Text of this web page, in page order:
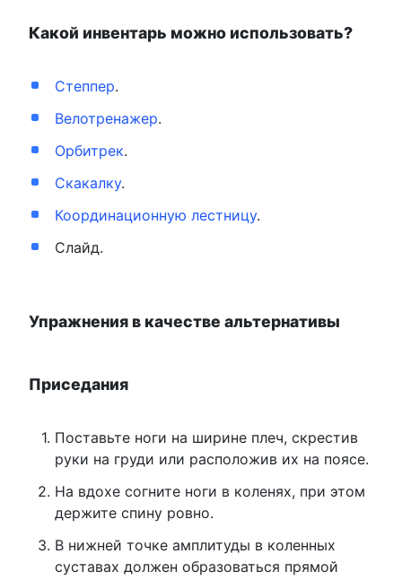
Какой инвентарь можно использовать?
Степпер.
Велотренажер.
Орбитрек.
Скакалку.
Координационную лестницу.
Слайд.
Упражнения в качестве альтернативы
Приседания
Поставьте ноги на ширине плеч, скрестив
руки на груди или расположив их на поясе.
На вдохе согните ноги в коленях, при этом
держите спину ровно.
В нижней точке амплитуды в коленных
суставах должен образоваться прямой